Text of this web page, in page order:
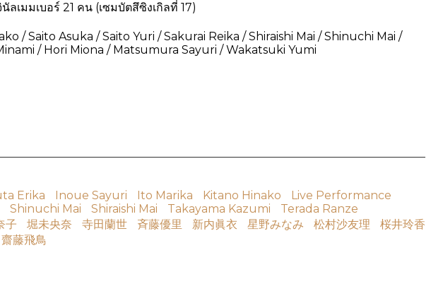
เมมเบอร์ 21 คน (เซมบัตสึซิงเกิลที่ 17)
/ Saito Asuka / Saito Yuri / Sakurai Reika / Shiraishi Mai / Shinuchi Mai /
/ Hori Miona / Matsumura Sayuri / Wakatsuki Yumi
Erika Inoue Sayuri Ito Marika Kitano Hinako
Live Performance
Shinuchi Mai Shiraishi Mai Takayama Kazumi
Terada Ranze
子 堀未央奈 寺田蘭世 斉藤優里 新内眞衣 星野みなみ 松村沙友理
桜井玲香
齋藤飛鳥